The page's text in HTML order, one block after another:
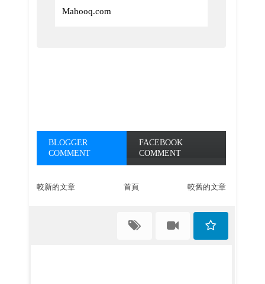
Mahooq.com
BLOGGER
COMMENT
FACEBOOK
COMMENT
較新的文章 較舊的文章
首頁